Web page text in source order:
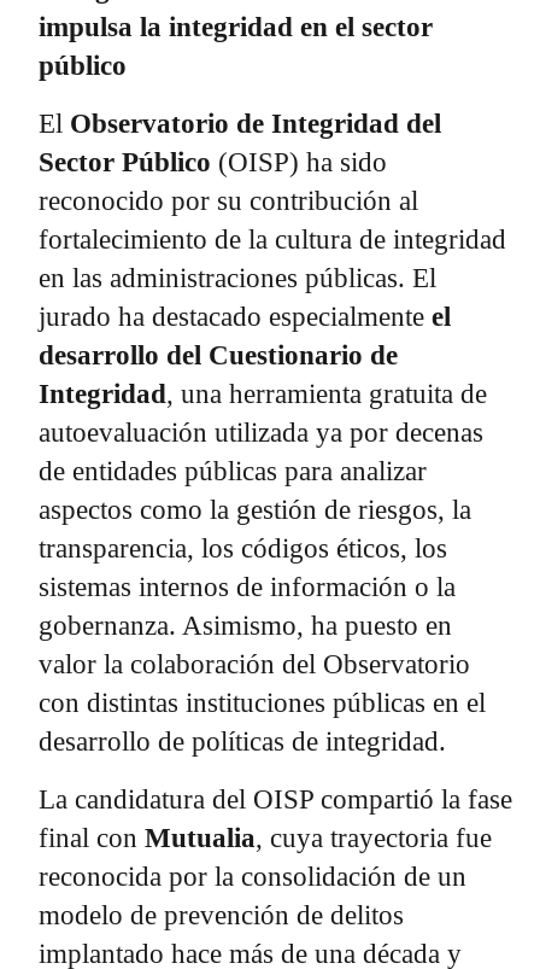
impulsa la integridad en el sector
público
El Observatorio de Integridad del
Sector Público (OISP) ha sido
reconocido por su contribución al
fortalecimiento de la cultura de integridad
en las administraciones públicas. El
jurado ha destacado especialmente el
desarrollo del Cuestionario de
Integridad, una herramienta gratuita de
autoevaluación utilizada ya por decenas
de entidades públicas para analizar
aspectos como la gestión de riesgos, la
transparencia, los códigos éticos, los
sistemas internos de información o la
gobernanza. Asimismo, ha puesto en
valor la colaboración del Observatorio
con distintas instituciones públicas en el
desarrollo de políticas de integridad.
La candidatura del OISP compartió la fase
final con Mutualia, cuya trayectoria fue
reconocida por la consolidación de un
modelo de prevención de delitos
implantado hace más de una década y